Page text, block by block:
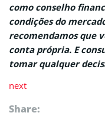
como conselho
condições do
recomendamos que
conta própria. E
tomar qualquer
next
Share: